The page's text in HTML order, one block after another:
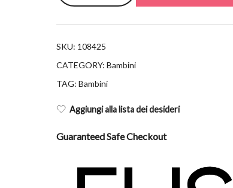
1er
olio
500ml
quantity
SKU: 108425
CATEGORY: Bambini
TAG: Bambini
Aggiungi alla lista dei desideri
Guaranteed Safe Checkout